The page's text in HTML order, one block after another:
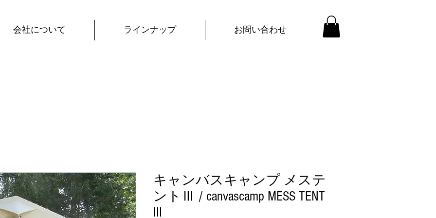
会社について ラインナップ お問い合わせ
キャンバスキャンプ メステ
ントⅢ / canvascamp MESS TENT
III